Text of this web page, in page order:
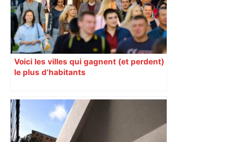
Voici les villes qui gagnent (et perdent)
le plus d’habitants